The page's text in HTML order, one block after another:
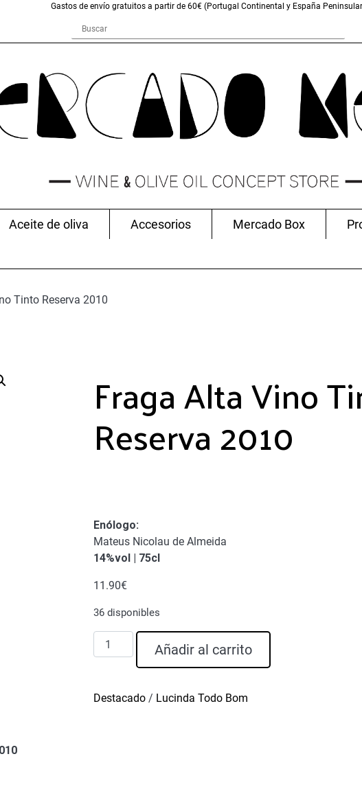
Gastos de envío gratuitos a partir de 60€ (Portugal Continental y España
Aceite de oliva Accesorios Mercado Box
Tinto Reserva 2010
Fraga Alta Vino
Reserva 2010
Enólogo:
Mateus Nicolau de Almeida
14%vol | 75cl
11.90€
36 disponibles
Fraga
Alta
Reserva
Añadir al carrito
Destacado/ Lucinda Todo Bom